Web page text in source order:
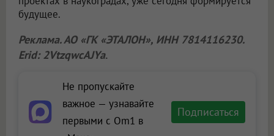
будущее.
Реклама. АО «ГК «ЭТАЛОН», ИНН 7814116230.
Erid: 2VtzqwcAJYa.
Не пропускайте
важное — узнавайте
первыми с Om1 в
Подписаться